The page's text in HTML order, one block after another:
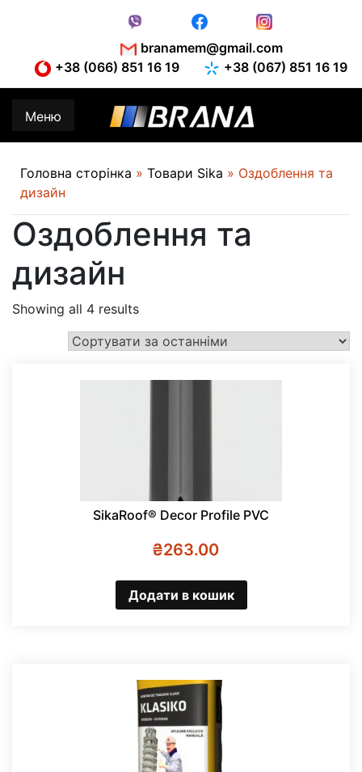
+38 (066) 851 16 19
+38 (067) 851 16 19
branamem@gmail.com
Меню
Головна сторінка » Товари Sika » Оздоблення та
дизайн
Оздоблення та
дизайн
Showing all 4 results
SikaRoof® Decor Profile PVC
₴263.00
Додати в кошик